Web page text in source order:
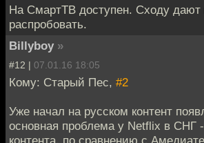
На СмартТВ доступен. Сходу дают
распробовать.
Billyboy »
#12 | 07.01.16 18:05
Кому: Старый Пес, #2
Уже начал на русском контент
основная проблема у Netflix в СНГ
контента, по сравнению с